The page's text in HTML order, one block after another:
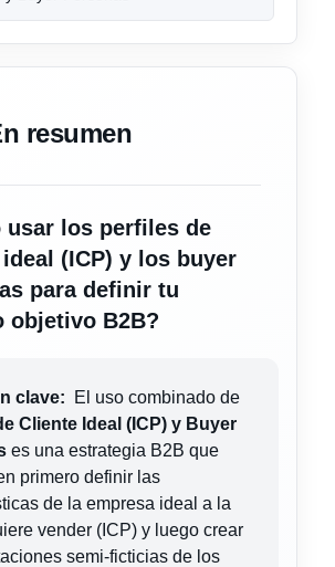
resumen
usar los perfiles de
(ICP) y los buyer
para definir tu
objetivo B2B?
clave:
El uso combinado de
Cliente Ideal (ICP) y Buyer
es una estrategia B2B que
primero definir las
de la empresa ideal a la
vender (ICP) y luego crear
semi-ficticias de los